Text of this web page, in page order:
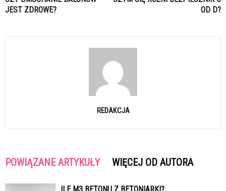
JEST ZDROWE?
OD D?
REDAKCJA
POWIĄZANE ARTYKUŁY WIĘCEJ OD AUTORA
ILE M3 BETONU Z BETONIARKI?